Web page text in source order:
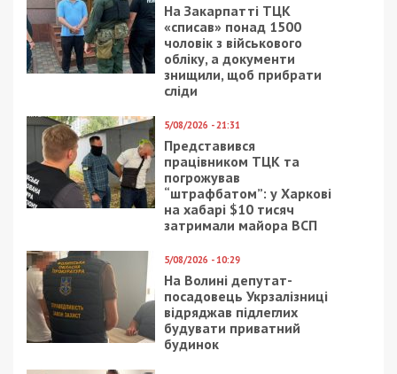
На Закарпатті ТЦК
«списав» понад 1500
чоловік з військового
обліку, а документи
знищили, щоб прибрати
сліди
5/08/2026 - 21:31
Представився
працівником ТЦК та
погрожував
“штрафбатом”: у Харкові
на хабарі $10 тисяч
затримали майора ВСП
5/08/2026 - 10:29
На Волині депутат-
посадовець Укрзалізниці
відряджав підлеглих
будувати приватний
будинок